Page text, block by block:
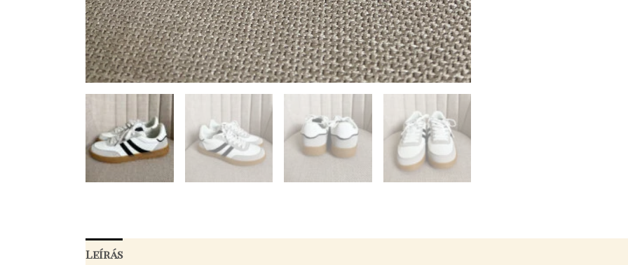
Leírás